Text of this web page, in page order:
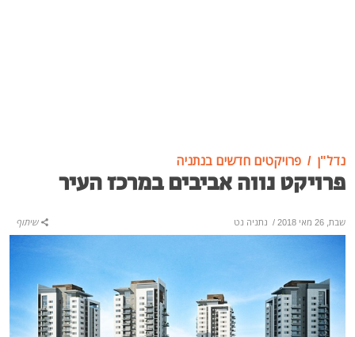
נדל"ן פרויקטים חדשים בנתניה
פרויקט נווה אביבים במרכז העיר
שבת, 26 מאי 2018 / נתניה נט שיתוף